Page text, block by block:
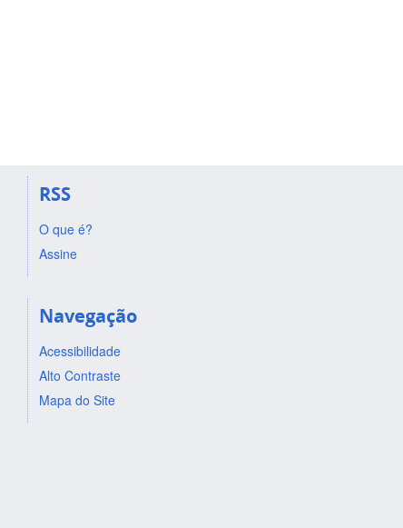
RSS
O que é?
Assine
Navegação
Acessibilidade
Alto Contraste
Mapa do Site